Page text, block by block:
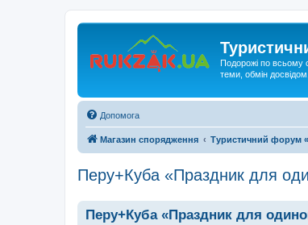
Подорожі по всьому
теми, обмін
Допомога
Магазин спорядження Туристичний форум
Перу+Куба «Праздник для
Перу+Куба «Праздник для